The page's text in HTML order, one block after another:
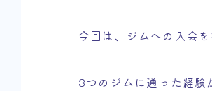
今回は、ジムへの入会
3つのジムに通った経験